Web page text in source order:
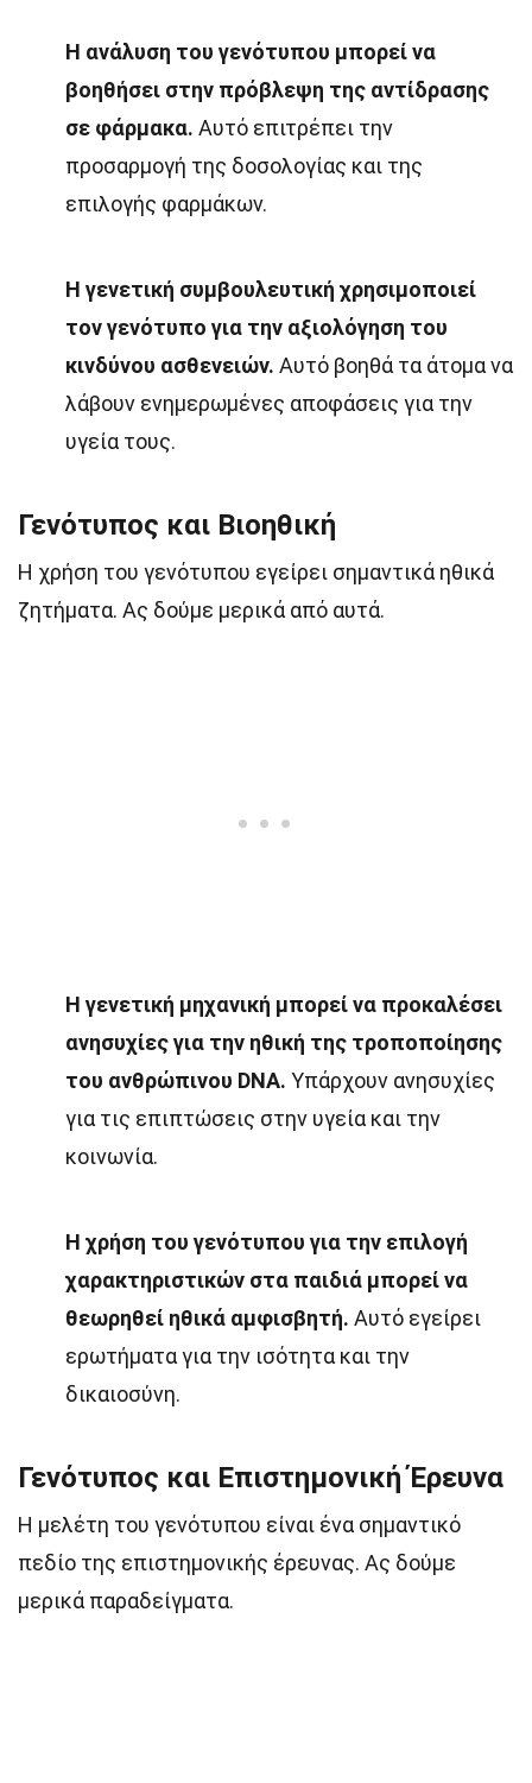
Η ανάλυση του γενότυπου μπορεί να
βοηθήσει στην πρόβλεψη της αντίδρασης
σε φάρμακα. Αυτό επιτρέπει την
προσαρμογή της δοσολογίας και της
επιλογής φαρμάκων.
Η γενετική συμβουλευτική χρησιμοποιεί
τον γενότυπο για την αξιολόγηση του
κινδύνου ασθενειών. Αυτό βοηθά τα άτομα να
λάβουν ενημερωμένες αποφάσεις για την
υγεία τους.
Γενότυπος και Βιοηθική
Η χρήση του γενότυπου εγείρει σημαντικά ηθικά
ζητήματα. Ας δούμε μερικά από αυτά.
Η γενετική μηχανική μπορεί να προκαλέσει
ανησυχίες για την ηθική της τροποποίησης
του ανθρώπινου DNA. Υπάρχουν ανησυχίες
για τις επιπτώσεις στην υγεία και την
κοινωνία.
Η χρήση του γενότυπου για την επιλογή
χαρακτηριστικών στα παιδιά μπορεί να
θεωρηθεί ηθικά αμφισβητή. Αυτό εγείρει
ερωτήματα για την ισότητα και την
δικαιοσύνη.
Γενότυπος και Επιστημονική Έρευνα
Η μελέτη του γενότυπου είναι ένα σημαντικό
πεδίο της επιστημονικής έρευνας. Ας δούμε
μερικά παραδείγματα.